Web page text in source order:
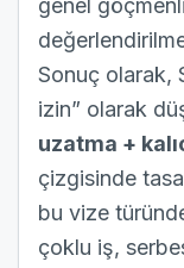
genel
Sonuç olarak,
izin” olarak
uzatma +
çizgisinde
bu vize
çoklu iş,